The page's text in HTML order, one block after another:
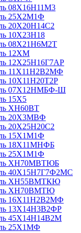
08Х16Н11М3
25Х2М1Ф
20Х20Н14С2
10Х23Н18
08Х21Н6М2Т
12ХМ
12Х25Н16Г7АР
11Х11Н2В2МФ
10Х11Н20Т2Р
07Х12НМБФ-Ш
15Х5
ХН60ВТ
20Х3МВФ
20Х25Н20С2
15Х1М1Ф
18Х11МНФБ
25Х1М1Ф
ХН70МВТЮБ
40Х15Н7Г7Ф2МС
ХН55ВМТКЮ
ХН70ВМТЮ
16Х11Н2В2МФ
13Х14Н3В2ФР
45Х14Н14В2М
25Х1МФ